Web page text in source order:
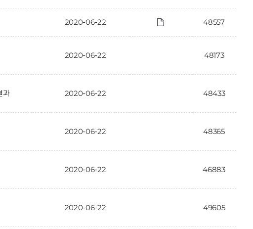
2020-06-22 48557
2020-06-22 48173
과 2020-06-22 48433
2020-06-22 48365
2020-06-22 46883
2020-06-22 49605